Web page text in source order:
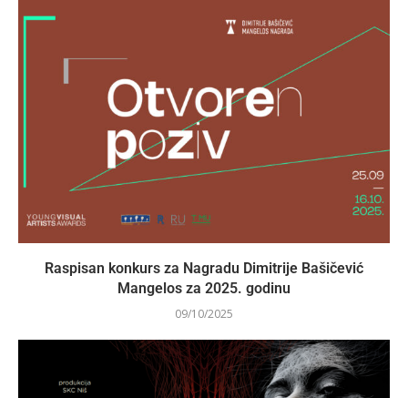
Raspisan konkurs za Nagradu Dimitrije Bašičević
Mangelos za 2025. godinu
09/10/2025